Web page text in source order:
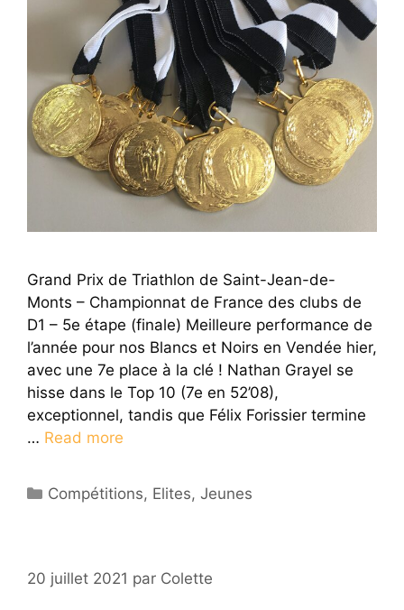
Grand Prix de Triathlon de Saint-Jean-de-
Monts – Championnat de France des clubs de
D1 – 5e étape (finale) Meilleure performance de
l’année pour nos Blancs et Noirs en Vendée hier,
avec une 7e place à la clé ! Nathan Grayel se
hisse dans le Top 10 (7e en 52’08),
exceptionnel, tandis que Félix Forissier termine
… Read more
Catégories
Compétitions, Elites,Jeunes
20 juillet 2021 par Colette